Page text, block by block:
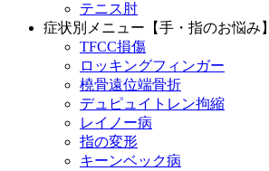
テニス肘
症状別メニュー【手・指のお悩み】
TFCC損傷
ロッキングフィンガー
橈骨遠位端骨折
デュピュイトレン拘縮
レイノー病
指の変形
キーンベック病